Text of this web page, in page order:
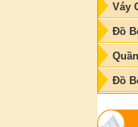
Váy
Đồ
Đồ